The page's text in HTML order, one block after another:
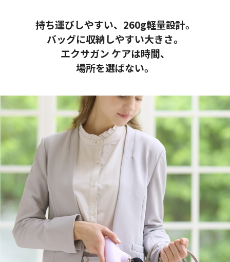
持ち運びしやすい、260g軽量設計。
バッグに収納しやすい大きさ。
エクサガン ケアは時間、
場所を選ばない。